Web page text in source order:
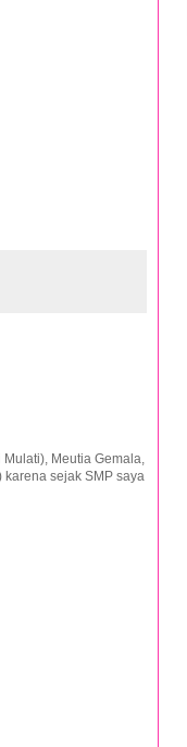
Meutia Gemala,
sejak SMP saya